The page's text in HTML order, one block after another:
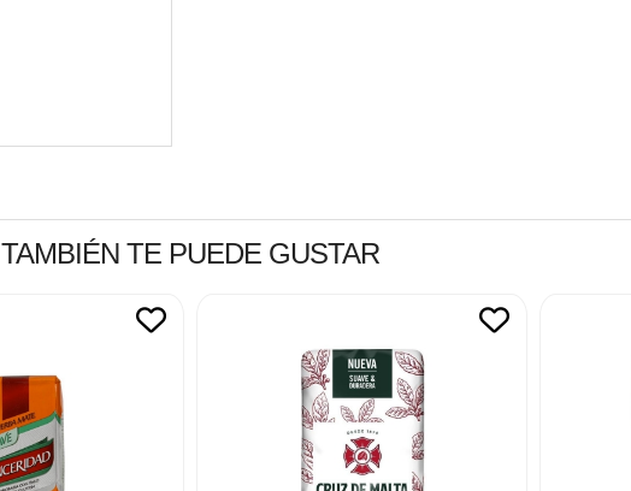
TAMBIÉN TE PUEDE GUSTAR